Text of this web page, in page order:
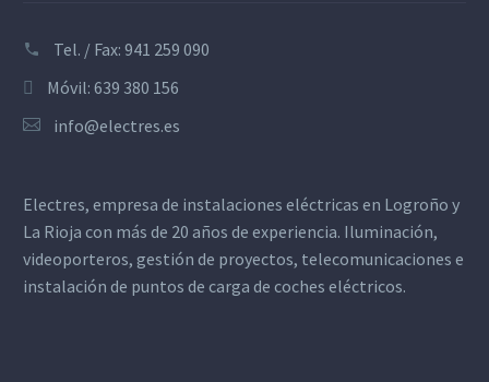
Tel. / Fax: 941 259 090
Móvil: 639 380 156
info@electres.es
Electres, empresa de instalaciones eléctricas en Logroño y
La Rioja con más de 20 años de experiencia. Iluminación,
videoporteros, gestión de proyectos, telecomunicaciones e
instalación de puntos de carga de coches eléctricos.